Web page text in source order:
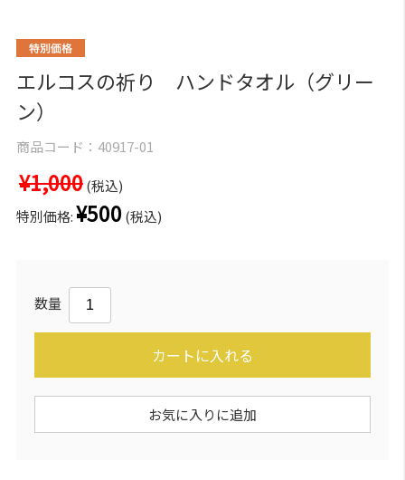
エルコスの祈り ハンドタオル（グリー
ン）
商品コード： 40917-01
¥1,000(税込)
特別価格:¥500 (税込)
数量
カートに入れる
お気に入りに追加